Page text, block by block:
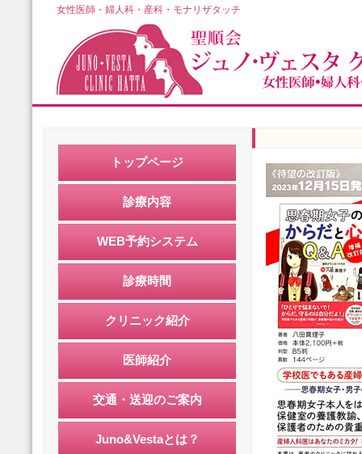
女性医師・婦人科・産科・モナリザタッチ
トップページ
診療内容
WEB予約システム
診療時間
クリニック紹介
医師紹介
交通・送迎のご案内
Juno&Vestaとは？